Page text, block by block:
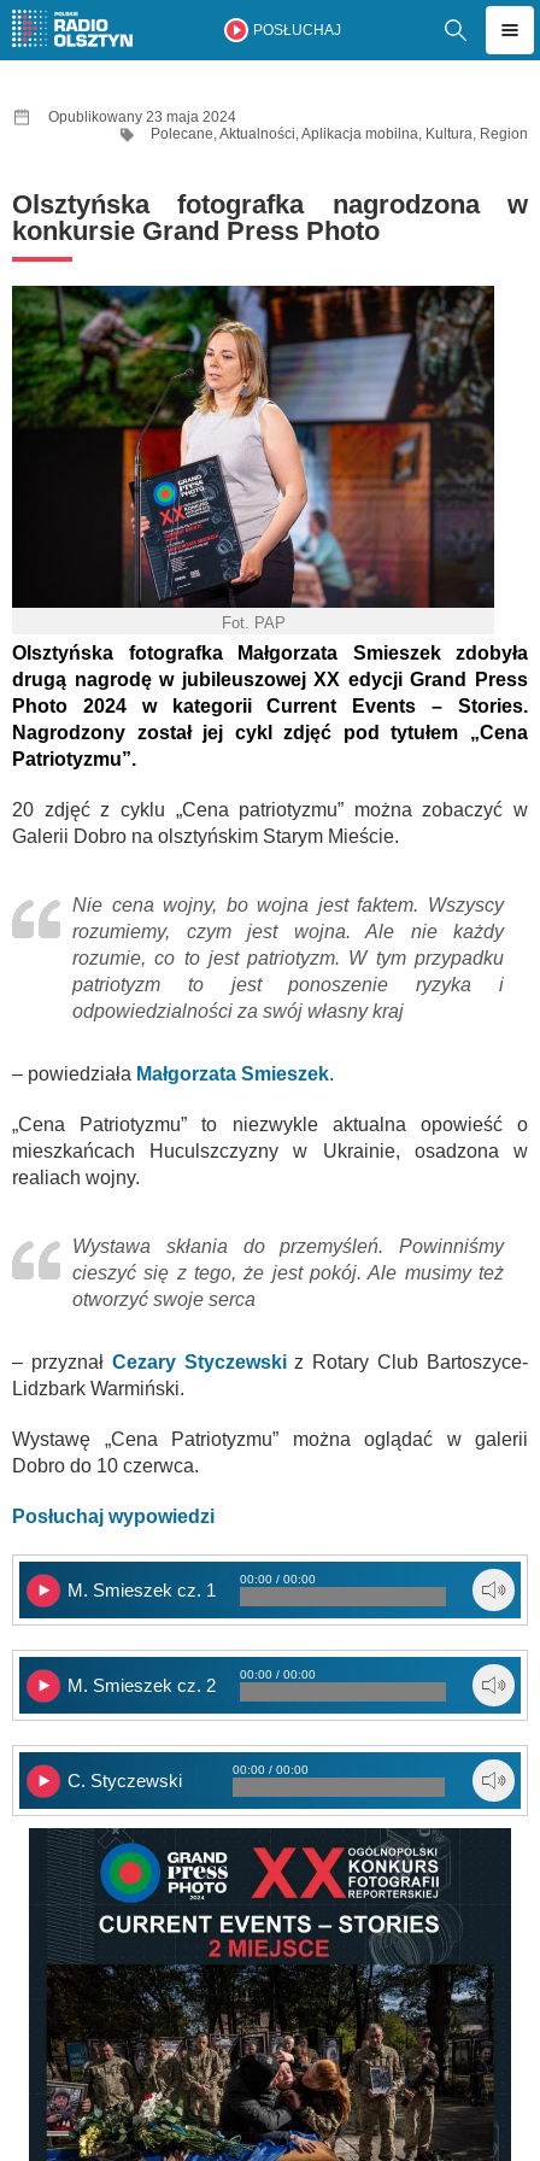
POSŁUCHAJ
Opublikowany 23 maja 2024
Polecane,Aktualności,Aplikacja mobilna, Kultura, Region
Olsztyńska fotografka nagrodzona w
konkursie Grand Press Photo
Fot. PAP
Olsztyńska fotografka Małgorzata Smieszek zdobyła
drugą nagrodę w jubileuszowej XX edycji Grand Press
Photo 2024 w kategorii Current Events – Stories.
Nagrodzony został jej cykl zdjęć pod tytułem „Cena
Patriotyzmu”.
20 zdjęć z cyklu „Cena patriotyzmu” można zobaczyć w
Galerii Dobro na olsztyńskim Starym Mieście.
Nie cena wojny, bo wojna jest faktem. Wszyscy
rozumiemy, czym jest wojna. Ale nie każdy
rozumie, co to jest patriotyzm. W tym przypadku
patriotyzm to jest ponoszenie ryzyka i
odpowiedzialności za swój własny kraj
– powiedziała Małgorzata Smieszek.
„Cena Patriotyzmu” to niezwykle aktualna opowieść o
mieszkańcach Huculszczyzny w Ukrainie, osadzona w
realiach wojny.
Wystawa skłania do przemyśleń. Powinniśmy
cieszyć się z tego, że jest pokój. Ale musimy też
otworzyć swoje serca
– przyznał Cezary Styczewskiz Rotary Club Bartoszyce-
Lidzbark Warmiński.
Wystawę „Cena Patriotyzmu” można oglądać w galerii
Dobro do 10 czerwca.
Posłuchaj wypowiedzi
M. Smieszek cz. 1
00:00 / 00:00
M. Smieszek cz. 2
00:00 / 00:00
C. Styczewski
00:00 / 00:00